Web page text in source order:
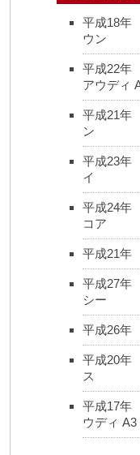
平成18
ウン
平成22
アウディ
平成21
ン
平成23
イ
平成24
コア
平成21
平成27
シー
平成26
平成20
ス
平成17
ウディ A3